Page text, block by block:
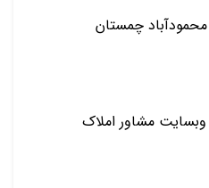
چمستان
www.amlakmosavi.com وبسایت مشاور املاک